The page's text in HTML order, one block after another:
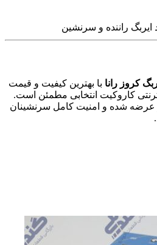
راننده و سرنشین
کروز رانا با بهترین کیفیت و قیمت
کاروکیت انتخابی مطمئن است.
عرضه شده و امنیت کامل سرنشینان